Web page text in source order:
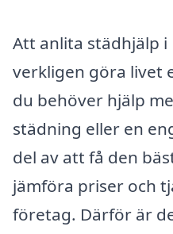
Att anlita städhjälp i
verkligen göra livet
du behöver hjälp
städning eller en
del av att få den
jämföra priser och
företag. Därför är